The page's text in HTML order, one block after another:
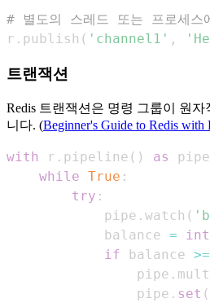
# 별도의 스레드 또는 프로세스
r . publish ( 'channel1' ,
트랜잭션
Redis 트랜잭션은 명령 그룹이 원
니다. (Beginner's Guide to Redis with
with r . pipeline ( ) as pipe
while True :
try :
            pipe
. watch (
            balance
= int
if balance >=
                pipe
.
                pipe
. set (